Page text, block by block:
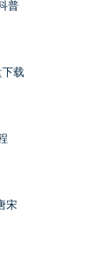
普
载
宋